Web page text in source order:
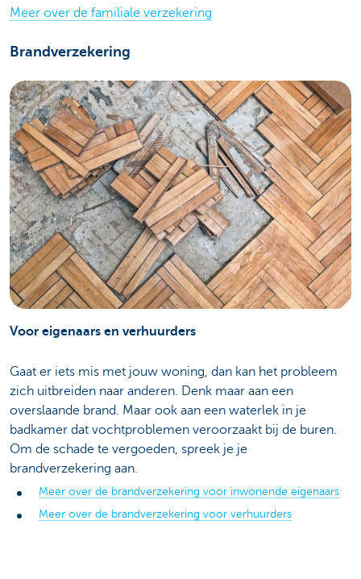
Meer over de familiale verzekering
Brandverzekering
Voor eigenaars en verhuurders
Gaat er iets mis met jouw woning, dan kan het probleem
zich uitbreiden naar anderen. Denk maar aan een
overslaande brand. Maar ook aan een waterlek in je
badkamer dat vochtproblemen veroorzaakt bij de buren.
Om de schade te vergoeden, spreek je je
brandverzekering aan.
Meer over de brandverzekering voor inwonende eigenaars
Meer over de brandverzekering voor verhuurders